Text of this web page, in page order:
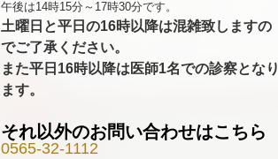
午後は14時15分～17時30分です。
土曜日と平日の16時以降は混雑致しますの
でご了承ください。
また平日16時以降は医師1名での診察となり
ます。
それ以外のお問い合わせはこちら
0565-32-1112